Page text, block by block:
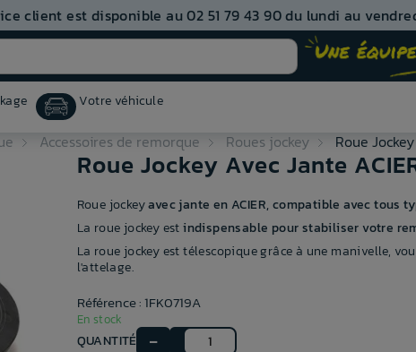
client est disponible au 02 51 79 43 90 du lundi au
Votre véhicule
Accessoires de remorque Roues jockey Roue
Roue Jockey Avec Jante
Roue jockeyavec jante en ACIER, compatible avec tous
La roue jockey estindispensable pour stabiliser votre
La roue jockey est télescopique grâce à une manivelle,
l'attelage.
QUANTITÉ
En stock
Référence : 1FK0719A